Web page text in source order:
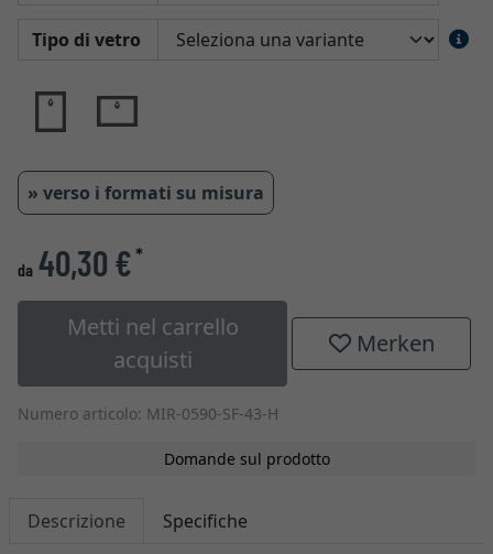
Tipo di vetro
» verso i formati su misura
da 40,30 €*
Metti nel carrello
acquisti
Merken
Numero articolo: MIR-0590-SF-43-H
Domande sul prodotto
Descrizione Specifiche